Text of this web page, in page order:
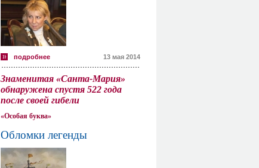
подробнее 13 мая 2014
Знаменитая «Санта-Мария»
обнаружена спустя 522 года
после своей гибели
«Особая буква»
Обломки легенды